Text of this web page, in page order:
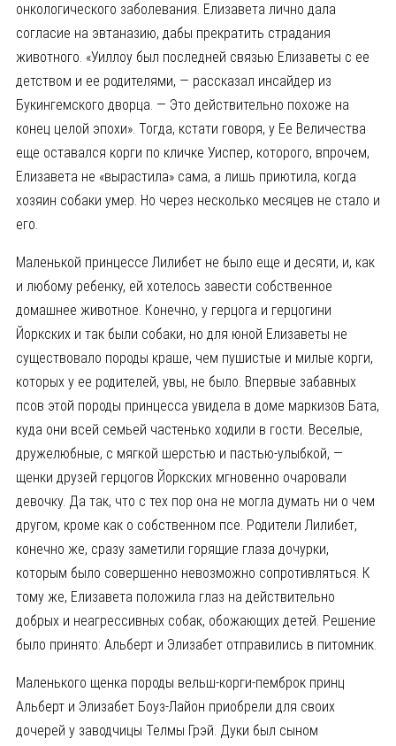
онкологического заболевания. Елизавета лично дала
согласие на эвтаназию, дабы прекратить страдания
животного. «Уиллоу был последней связью Елизаветы с ее
детством и ее родителями, — рассказал инсайдер из
Букингемского дворца. — Это действительно похоже на
конец целой эпохи». Тогда, кстати говоря, у Ее Величества
еще оставался корги по кличке Уиспер, которого, впрочем,
Елизавета не «вырастила» сама, а лишь приютила, когда
хозяин собаки умер. Но через несколько месяцев не стало и
его.
Маленькой принцессе Лилибет не было еще и десяти, и, как
и любому ребенку, ей хотелось завести собственное
домашнее животное. Конечно, у герцога и герцогини
Йоркских и так были собаки, но для юной Елизаветы не
существовало породы краше, чем пушистые и милые корги,
которых у ее родителей, увы, не было. Впервые забавных
псов этой породы принцесса увидела в доме маркизов Бата,
куда они всей семьей частенько ходили в гости. Веселые,
дружелюбные, с мягкой шерстью и пастью-улыбкой, —
щенки друзей герцогов Йоркских мгновенно очаровали
девочку. Да так, что с тех пор она не могла думать ни о чем
другом, кроме как о собственном псе. Родители Лилибет,
конечно же, сразу заметили горящие глаза дочурки,
которым было совершенно невозможно сопротивляться. К
тому же, Елизавета положила глаз на действительно
добрых и неагрессивных собак, обожающих детей. Решение
было принято: Альберт и Элизабет отправились в питомник.
Маленького щенка породы вельш-корги-пемброк принц
Альберт и Элизабет Боуз-Лайон приобрели для своих
дочерей у заводчицы Телмы Грэй. Дуки был сыном